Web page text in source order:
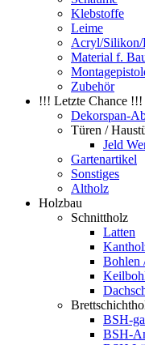
Klebstoffe
Leime
Acryl/
Material f.
Zubehör
!!! Letzte Chance !!!
Dekorspan-
Türen /
Jeld
Gartenartikel
Sonstiges
Altholz
Holzbau
Schnittholz
Latten
Bohlen
BSH-
BSH-